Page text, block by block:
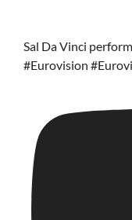
Sal Da Vinci
#Eurovision